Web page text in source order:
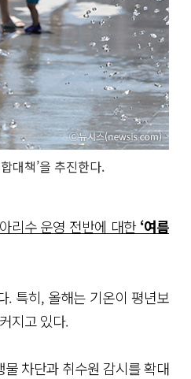
대책’을 추진한다.
아리수 운영 전반에 대한 ‘여름
. 특히, 올해는 기온이 평년보
지고 있다.
차단과 취수원 감시를 확대